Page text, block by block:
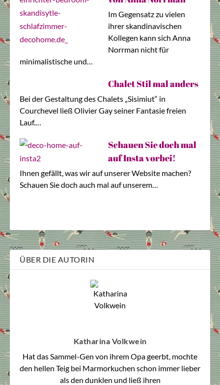
Im Gegensatz zu vielen
ihrer skandinavischen
Kollegen kann sich Anna
Norrman nicht für
minimalistische und…
Chalet Stil mal anders
Bei der Gestaltung des Chalets „Sisimiut“ in
Courchevel ließ Olivier Gay seiner Fantasie freien
Lauf.…
Schauen Sie doch mal
auf Insta vorbei!
Ihnen gefällt, was wir auf unserer Website machen?
Schauen Sie doch auch mal auf unserem…
ÜBER DIE AUTORIN
Katharina Volkwein
Hat das Sammel-Gen von ihrem Opa geerbt, mochte
den hellen Teig bei Marmorkuchen schon immer lieber
als den dunklen und ließ ihren